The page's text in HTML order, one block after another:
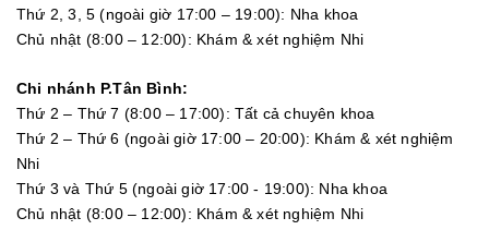
Thứ 2, 3, 5 (ngoài giờ 17:00 – 19:00): Nha khoa
Chủ nhật (8:00 – 12:00): Khám & xét nghiệm Nhi
Chi nhánh P.Tân Bình:
Thứ 2 – Thứ 7 (8:00 – 17:00): Tất cả chuyên khoa
Thứ 2 – Thứ 6 (ngoài giờ 17:00 – 20:00): Khám & xét nghiệm
Nhi
Thứ 3 và Thứ 5 (ngoài giờ 17:00 - 19:00): Nha khoa
Chủ nhật (8:00 – 12:00): Khám & xét nghiệm Nhi